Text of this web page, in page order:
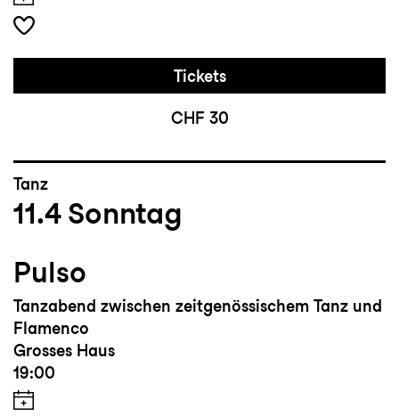
Tickets
CHF 30
Tanz
11.4 Sonntag
Pulso
Tanzabend zwischen zeitgenössischem Tanz und
Flamenco
Grosses Haus
19:00